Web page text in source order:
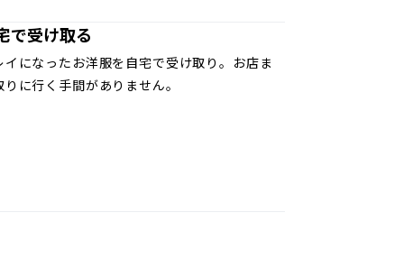
で受け取る
イになったお洋服を自宅で受け取り。お店ま
りに行く手間がありません。